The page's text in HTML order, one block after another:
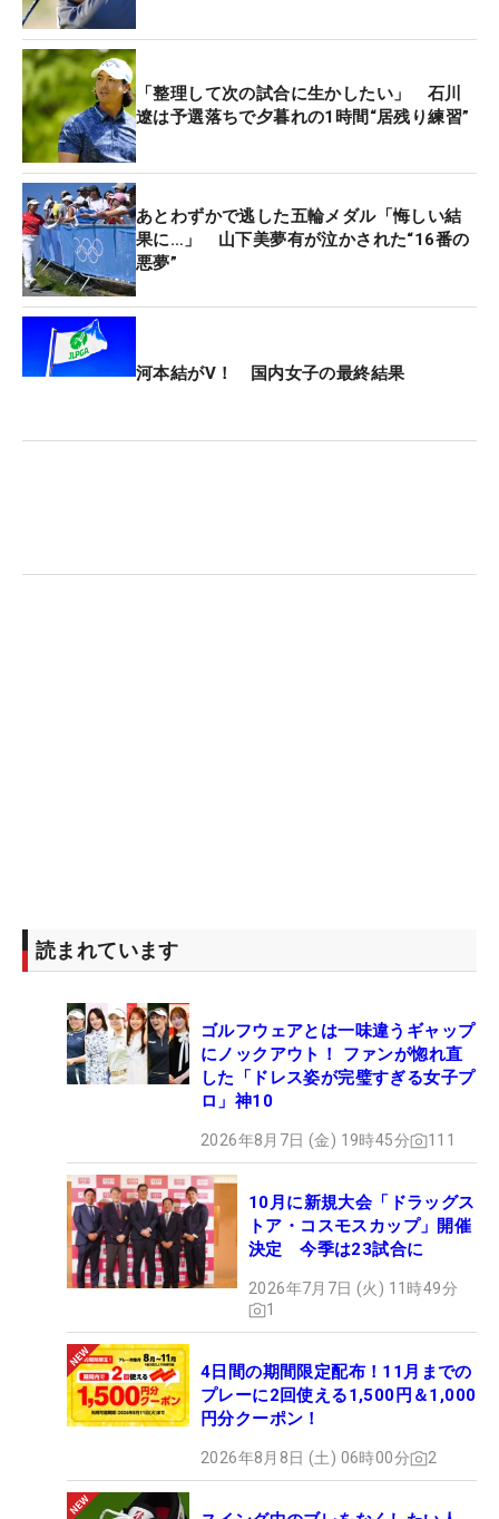
た今大会、最終日の目標スコアは「65」だった。
「それで負けたらもうしょうがない」と強い覚悟を
もってこの日をスタート。昨年大会は予選落ちに終
わり、コースにポジティブなイメージはなかった
が、暑さで硬くなっていく芝に対応するためにも刻
むところは刻み、順調にバーディを重ねていった。
後半の14番パー5。予選2日間のティショットは3番
アイアンで打ったが、「同組の選手がばんばんドラ
イバーで打っていて、意外と右側が広いな」と決勝
2日間はドライバーを握った。「ここを獲れないと
勝てない」。そんな思いでフェアウェイから打った
2打目はグリーンをとらえ、2パットでバーディを奪
2着目の青いジャケットに袖を通した。秋のビッグ
トーナメントに向けて弾みをつけた米澤が、3勝
目、4勝目を狙っていく。（文・小池文子）
「整理して次の試合に生かしたい」 石川
遼は予選落ちで夕暮れの1時間“居残り練習”
あとわずかで逃した五輪メダル「悔しい結
果に…」 山下美夢有が泣かされた“16番の
悪夢”
河本結がV！ 国内女子の最終結果
読まれています
ゴルフウェアとは一味違うギャップ
にノックアウト！ ファンが惚れ直
した「ドレス姿が完璧すぎる女子プ
ロ」神10
2026年8月7日 (金) 19時45分 111
10月に新規大会「ドラッグス
トア・コスモスカップ」開催
決定 今季は23試合に
2026年7月7日 (火) 11時49分
1
4日間の期間限定配布！11月までの
プレーに2回使える1,500円＆1,000
円分クーポン！
2026年8月8日 (土) 06時00分 2